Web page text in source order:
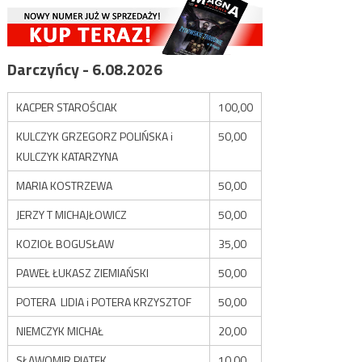
Darczyńcy - 6.08.2026
KACPER STAROŚCIAK
100,00
KULCZYK GRZEGORZ POLIŃSKA i
KULCZYK KATARZYNA
50,00
MARIA KOSTRZEWA
50,00
JERZY T MICHAJŁOWICZ
50,00
KOZIOŁ BOGUSŁAW
35,00
PAWEŁ ŁUKASZ ZIEMIAŃSKI
50,00
POTERA LIDIA i POTERA KRZYSZTOF
50,00
NIEMCZYK MICHAŁ
20,00